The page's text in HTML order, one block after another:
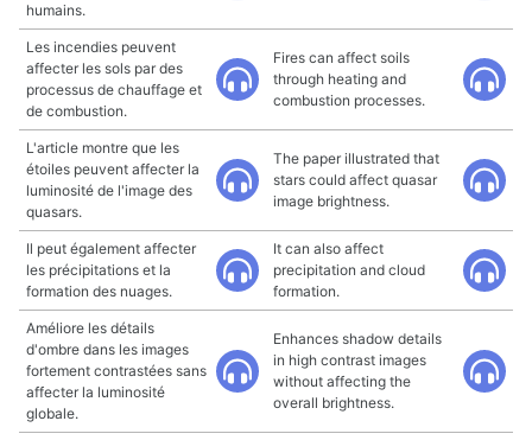
humains.
Les incendies peuvent
affecter les sols par des
processus de chauffage et
de combustion.
Fires can affect soils
through heating and
combustion processes.
L'article montre que les
étoiles peuvent affecter la
luminosité de l'image des
quasars.
The paper illustrated that
stars could affect quasar
image brightness.
Il peut également affecter
les précipitations et la
formation des nuages.
It can also affect
precipitation and cloud
formation.
Améliore les détails
d'ombre dans les images
fortement contrastées sans
affecter la luminosité
globale.
Enhances shadow details
in high contrast images
without affecting the
overall brightness.